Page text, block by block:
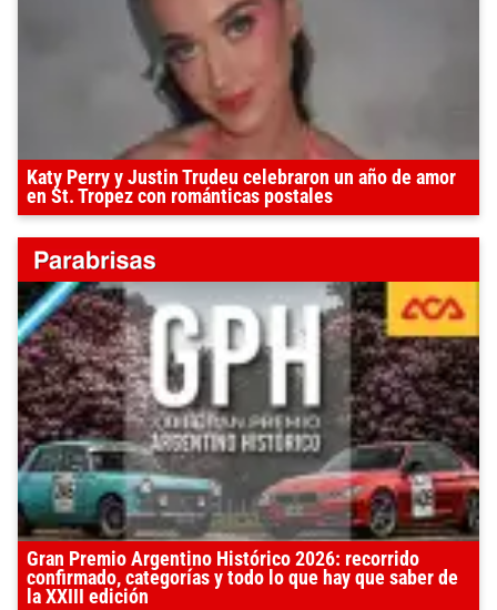
Katy Perry y Justin Trudeu celebraron un año de amor
en St. Tropez con románticas postales
Gran Premio Argentino Histórico 2026: recorrido
confirmado, categorías y todo lo que hay que saber de
la XXIII edición